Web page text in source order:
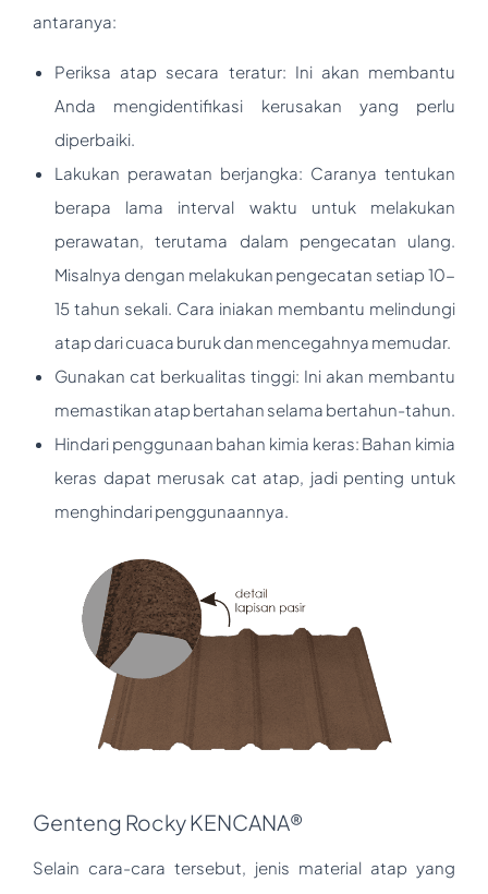
antaranya:
Periksa atap secara teratur: Ini akan membantu
Anda mengidentifikasi kerusakan yang perlu
diperbaiki.
Lakukan perawatan berjangka: Caranya tentukan
berapa lama interval waktu untuk melakukan
perawatan, terutama dalam pengecatan ulang.
Misalnya dengan melakukan pengecatan setiap 10-
15 tahun sekali. Cara iniakan membantu melindungi
atap dari cuaca buruk dan mencegahnya memudar.
Gunakan cat berkualitas tinggi: Ini akan membantu
memastikan atap bertahan selama bertahun-tahun.
Hindari penggunaan bahan kimia keras: Bahan kimia
keras dapat merusak cat atap, jadi penting untuk
menghindari penggunaannya.
Genteng Rocky KENCANA®
Selain cara-cara tersebut, jenis material atap yang